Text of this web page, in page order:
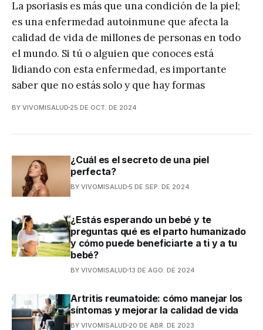
La psoriasis es más que una condición de la piel;
es una enfermedad autoinmune que afecta la
calidad de vida de millones de personas en todo
el mundo. Si tú o alguien que conoces está
lidiando con esta enfermedad, es importante
saber que no estás solo y que hay formas
BY VIVOMISALUD 25 DE OCT. DE 2024
¿Cuál es el secreto de una piel
perfecta?
BY VIVOMISALUD 5 DE SEP. DE 2024
¿Estás esperando un bebé y te
preguntas qué es el parto humanizado
y cómo puede beneficiarte a ti y a tu
bebé?
BY VIVOMISALUD 13 DE AGO. DE 2024
Artritis reumatoide: cómo manejar los
síntomas y mejorar la calidad de vida
BY VIVOMISALUD 20 DE ABR. DE 2023